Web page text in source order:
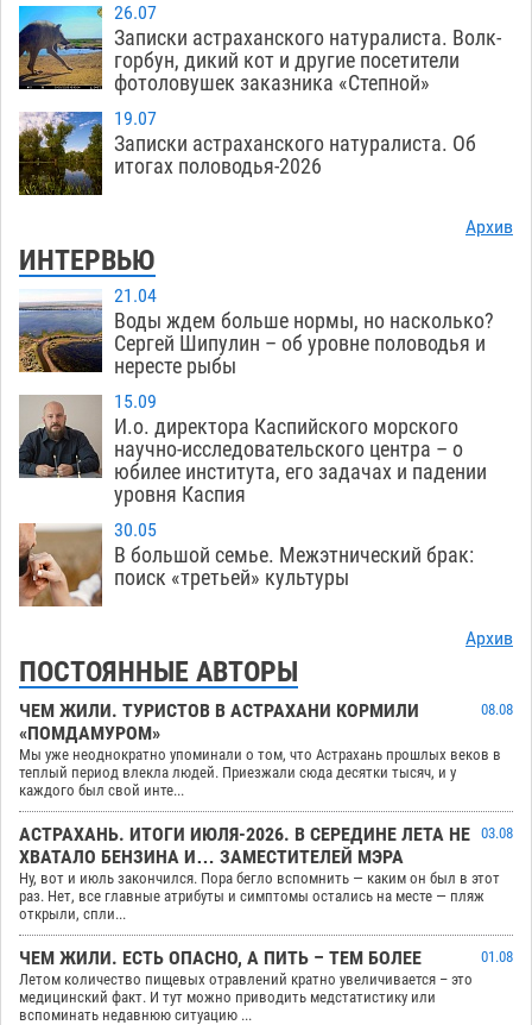
26.07
Записки астраханского натуралиста. Волк-
горбун, дикий кот и другие посетители
фотоловушек заказника «Степной»
19.07
Записки астраханского натуралиста. Об
итогах половодья-2026
Архив
ИНТЕРВЬЮ
21.04
Воды ждем больше нормы, но насколько?
Сергей Шипулин – об уровне половодья и
нересте рыбы
15.09
И.о. директора Каспийского морского
научно-исследовательского центра – о
юбилее института, его задачах и падении
уровня Каспия
30.05
В большой семье. Межэтнический брак:
поиск «третьей» культуры
Архив
ПОСТОЯННЫЕ АВТОРЫ
ЧЕМ ЖИЛИ. ТУРИСТОВ В АСТРАХАНИ КОРМИЛИ
«ПОМДАМУРОМ»
08.08
Мы уже неоднократно упоминали о том, что Астрахань прошлых веков в
теплый период влекла людей. Приезжали сюда десятки тысяч, и у
каждого был свой инте...
АСТРАХАНЬ. ИТОГИ ИЮЛЯ-2026. В СЕРЕДИНЕ ЛЕТА НЕ
ХВАТАЛО БЕНЗИНА И… ЗАМЕСТИТЕЛЕЙ МЭРА
03.08
Ну, вот и июль закончился. Пора бегло вспомнить — каким он был в этот
раз. Нет, все главные атрибуты и симптомы остались на месте — пляж
открыли, спли...
ЧЕМ ЖИЛИ. ЕСТЬ ОПАСНО, А ПИТЬ – ТЕМ БОЛЕЕ
01.08
Летом количество пищевых отравлений кратно увеличивается – это
медицинский факт. И тут можно приводить медстатистику или
вспоминать недавнюю ситуацию ...